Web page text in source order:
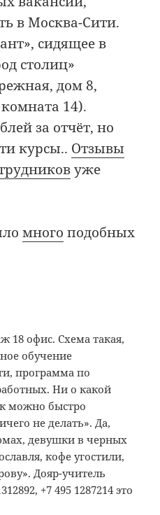
в Москва-Сити.
сидящее в
столиц»
дом 8,
14).
за отчёт, но
курсы.. Отзывы
уже
много подобных
18 офис. Схема такая,
обучение
программа по
Ни о какой
можно быстро
не делать». Да,
девушки в черных
кофе угостили,
Дояр-учитель
+7 495 1287214 это